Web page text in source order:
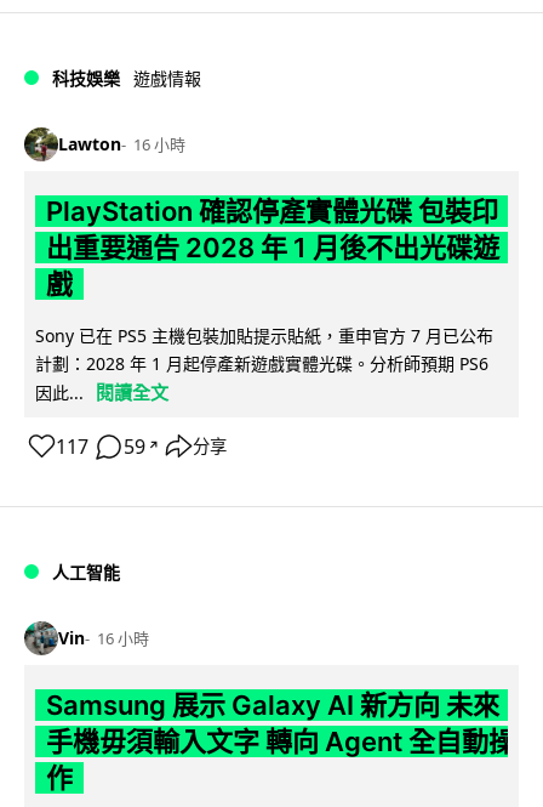
科技娛樂 遊戲情報
Lawton 16 小時
PlayStation 確認停產實體光碟 包裝印
出重要通告 2028 年 1 月後不出光碟遊
戲
Sony 已在 PS5 主機包裝加貼提示貼紙，重申官方 7 月已公布
計劃：2028 年 1 月起停產新遊戲實體光碟。分析師預期 PS6
因此...
閱讀全文
117 59 ↗ 分享
人工智能
Vin 16 小時
Samsung 展示 Galaxy AI 新方向 未來
手機毋須輸入文字 轉向 Agent 全自動操
作